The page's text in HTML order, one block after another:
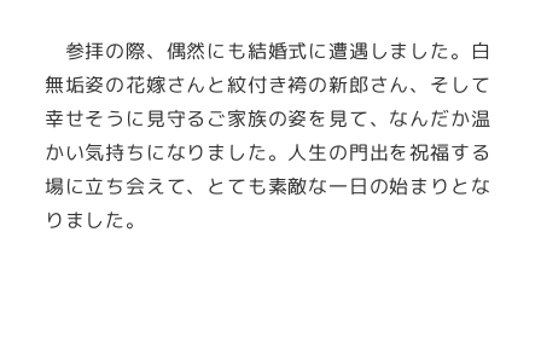
参拝の際、偶然にも結婚式に遭遇しました。白
無垢姿の花嫁さんと紋付き袴の新郎さん、そして
幸せそうに見守るご家族の姿を見て、なんだか温
かい気持ちになりました。人生の門出を祝福する
場に立ち会えて、とても素敵な一日の始まりとな
りました。